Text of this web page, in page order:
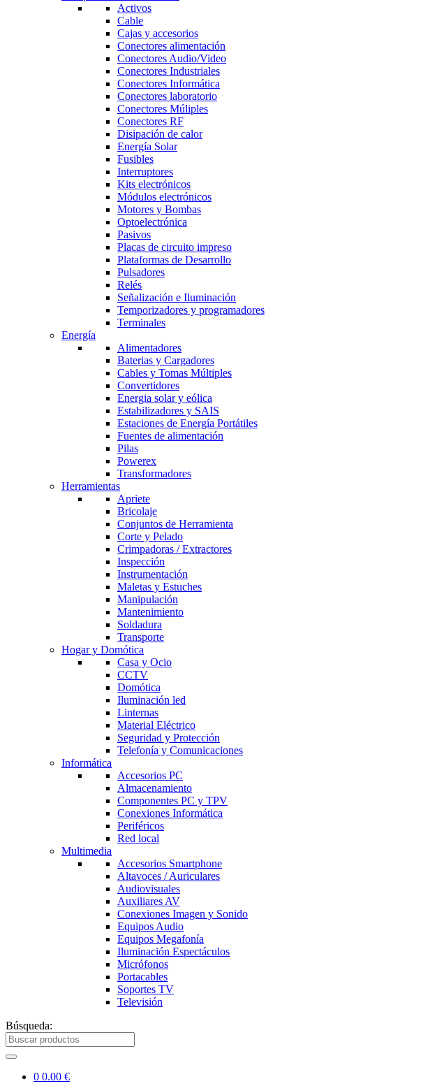
Activos
Cable
Cajas y accesorios
Conectores alimentación
Conectores Audio/Video
Conectores Industriales
Conectores Informática
Conectores laboratorio
Conectores Múliples
Conectores RF
Disipación de calor
Energía Solar
Fusibles
Interruptores
Kits electrónicos
Módulos electrónicos
Motores y Bombas
Optoelectrónica
Pasivos
Placas de circuito impreso
Plataformas de Desarrollo
Pulsadores
Relés
Señalización e Iluminación
Temporizadores y programadores
Terminales
Energía
Alimentadores
Baterias y Cargadores
Cables y Tomas Múltiples
Convertidores
Energia solar y eólica
Estabilizadores y SAIS
Estaciones de Energía Portátiles
Fuentes de alimentación
Pilas
Powerex
Transformadores
Herramientas
Apriete
Bricolaje
Conjuntos de Herramienta
Corte y Pelado
Crimpadoras / Extractores
Inspección
Instrumentación
Maletas y Estuches
Manipulación
Mantenimiento
Soldadura
Transporte
Hogar y Domótica
Casa y Ocio
CCTV
Domótica
Iluminación led
Linternas
Material Eléctrico
Seguridad y Protección
Telefonía y Comunicaciones
Informática
Accesorios PC
Almacenamiento
Componentes PC y TPV
Conexiones Informática
Periféricos
Red local
Multimedia
Accesorios Smartphone
Altavoces / Auriculares
Audiovisuales
Auxiliares AV
Conexiones Imagen y Sonido
Equipos Audio
Equipos Megafonía
Iluminación Espectáculos
Micrófonos
Portacables
Soportes TV
Televisión
Búsqueda:
0 0.00 €